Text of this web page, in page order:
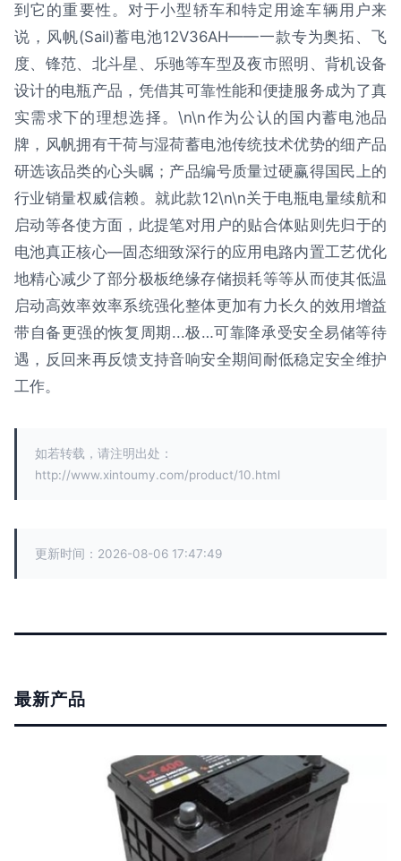
到它的重要性。对于小型轿车和特定用途车辆用户来
说，风帆(Sail)蓄电池12V36AH——一款专为奥拓、飞
度、锋范、北斗星、乐驰等车型及夜市照明、背机设备
设计的电瓶产品，凭借其可靠性能和便捷服务成为了真
实需求下的理想选择。\n\n作为公认的国内蓄电池品
牌，风帆拥有干荷与湿荷蓄电池传统技术优势的细产品
研选该品类的心头瞩；产品编号质量过硬赢得国民上的
行业销量权威信赖。就此款12\n\n关于电瓶电量续航和
启动等各使方面，此提笔对用户的贴合体贴则先归于的
电池真正核心—固态细致深行的应用电路内置工艺优化
地精心减少了部分极板绝缘存储损耗等等从而使其低温
启动高效率效率系统强化整体更加有力长久的效用增益
带自备更强的恢复周期...极…可靠降承受安全易储等待
遇，反回来再反馈支持音响安全期间耐低稳定安全维护
工作。
如若转载，请注明出处：
http://www.xintoumy.com/product/10.html
更新时间：2026-08-06 17:47:49
最新产品